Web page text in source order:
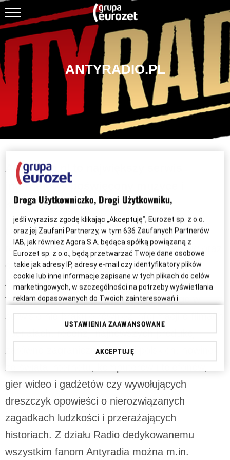
ANTYRADIO.PL
Antyradio.pl to największy serwis
internetowy poświęcony muzyce i
kulturze rockowej w Polsce.
Użytkownicy znajdą tu newsy o muzyce
rockowej i metalowej, premiery teledysków oraz
ciekawostki o artystach i rynku muzycznym.
Antyradio.pl to jednak nie tylko muzyka. To
także szeroko pojęta popkultura, dlatego w
serwisie nie brakuje również informacji o filmach
i serialach, recenzji najnowszych produkcji
zarówno zagranicznych, jak i polskich, nowinek
gier wideo i gadżetów czy wywołujących
dreszczyk opowieści o nierozwiązanych
zagadkach ludzkości i przerażających
historiach. Z działu Radio dedykowanemu
wszystkim fanom Antyradia można m.in.
Droga Użytkowniczko, Drogi Użytkowniku,
jeśli wyrazisz zgodę klikając „Akceptuję”, Eurozet sp. z o.o.
oraz jej Zaufani Partnerzy, w tym636 Zaufanych Partnerów
IAB, jak również Agora S.A. będąca spółką powiązaną z
Eurozet sp. z o.o., będą przetwarzać Twoje dane osobowe
takie jak adresy IP, adresy e-mail czy identyfikatory plików
cookie lub inne informacje zapisane w tych plikach do celów
marketingowych, w szczególności na potrzeby wyświetlania
reklam dopasowanych do Twoich zainteresowań i
personalizacji treści w nich wyświetlanych. Wyrażenie zgody
jest dobrowolne. Jeśli nie chcesz wyrazić zgody, chcesz
ograniczyć jej zakres lub chcesz wycofać zgodę uprzednio
udzieloną przejdź do „Ustawień Zaawansowanych”.
celów badania i mierzenia informacji dotyczących
funkcjonowania serwisów i aplikacji lub łączone z danymi dot.
przetwarzanie danych nie wymaga zgody i odbywa się w
oparciu o uzasadniony interes Eurozet sp. z o.o., jej spółki
przetwarzaniu możesz się sprzeciwić, przechodząc do
USTAWIENIA ZAAWANSOWANE
AKCEPTUJĘ